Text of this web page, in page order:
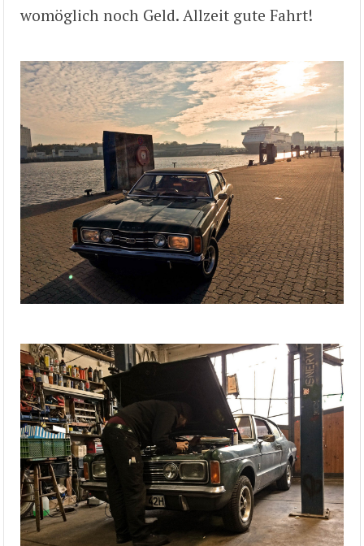
womöglich noch Geld. Allzeit gute Fahrt!